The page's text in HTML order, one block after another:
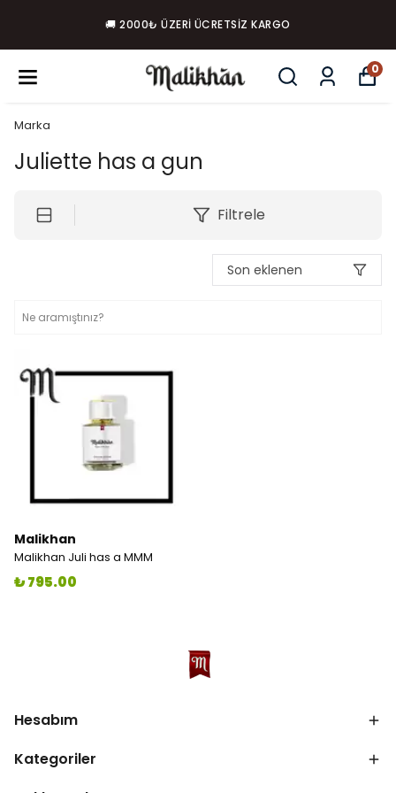
🚚 2000₺ ÜZERI ÜCRETSIZ KARGO
0
Marka
Juliette has a gun
Filtrele
Son eklenen
Malikhan
Malikhan Juli has a MMM
₺ 795.00
Hesabım
Kategoriler